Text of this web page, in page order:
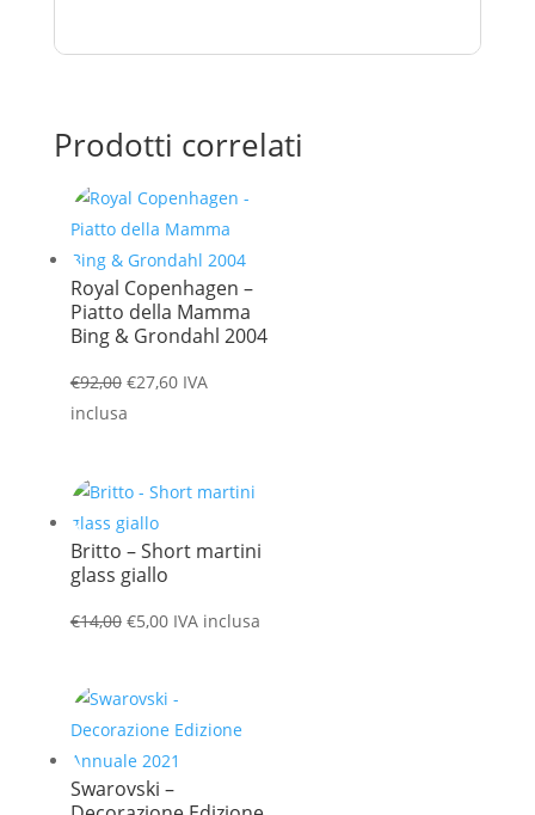
Prodotti correlati
Royal Copenhagen –
Piatto della Mamma
Bing & Grondahl 2004
€92,00 Il
prezzo
€92,00.
€27,60Il
€27,60.
IVA
inclusa
Britto – Short martini
glass giallo
€14,00 Il
era:
€14,00.
€5,00Il
è:
€5,00.
IVA inclusa
Swarovski –